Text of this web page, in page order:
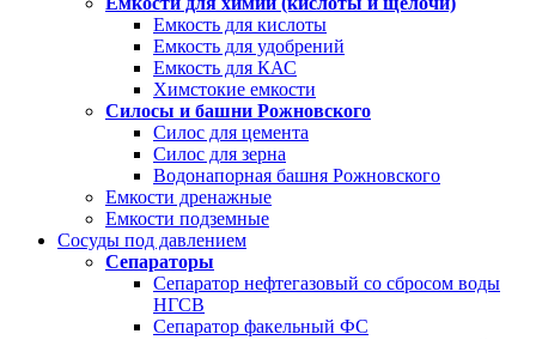
Емкость для кислоты
Емкость для удобрений
Емкость для КАС
Химстокие емкости
Силосы и башни Рожновского
Силос для цемента
Силос для зерна
Водонапорная башня Рожновского
Емкости дренажные
Емкости подземные
Сосуды под давлением
Сепараторы
Сепаратор нефтегазовый со сбросом воды
НГСВ
Сепаратор факельный ФС